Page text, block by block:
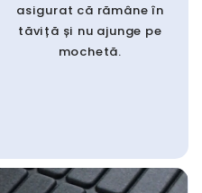
asigurat că rămâne în
tăviță și nu ajunge pe
mochetă.